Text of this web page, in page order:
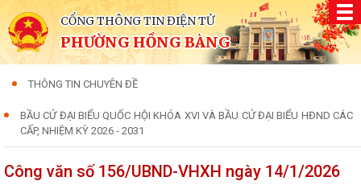
CỔNG THÔNG TIN ĐIỆN TỬ
PHƯỜNG HỒNG BÀNG
THÔNG TIN CHUYÊN ĐỀ
BẦU CỬ ĐẠI BIỂU QUỐC HỘI KHÓA XVI VÀ BẦU CỬ ĐẠI BIỂU HĐND CÁC
CẤP, NHIỆM KỲ 2026 - 2031
Công văn số 156/UBND-VHXH ngày 14/1/2026